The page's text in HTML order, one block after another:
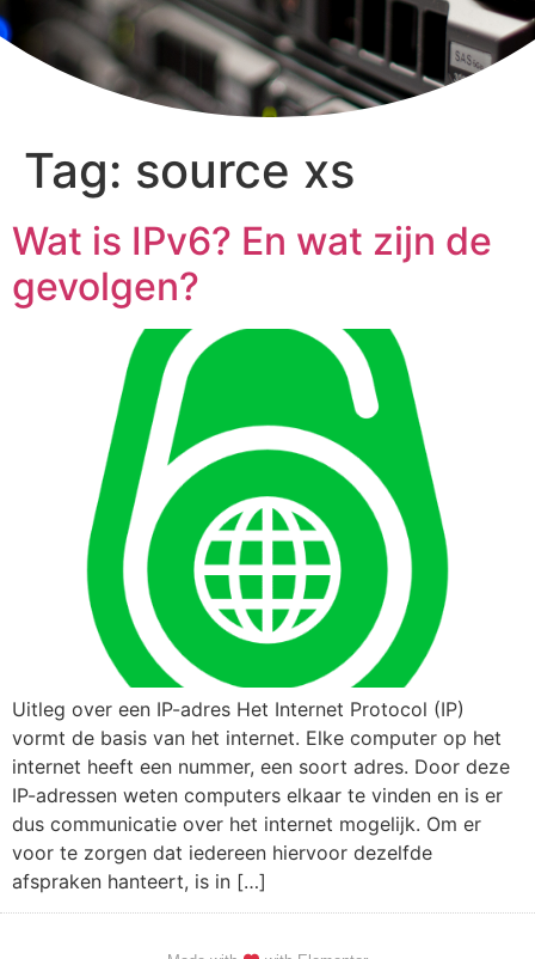
Tag: source xs
Wat is IPv6? En wat zijn de
gevolgen?
Uitleg over een IP-adres Het Internet Protocol (IP)
vormt de basis van het internet. Elke computer op het
internet heeft een nummer, een soort adres. Door deze
IP-adressen weten computers elkaar te vinden en is er
dus communicatie over het internet mogelijk. Om er
voor te zorgen dat iedereen hiervoor dezelfde
afspraken hanteert, is in […]